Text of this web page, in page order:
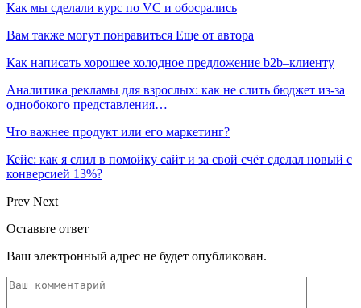
Как мы сделали курс по VC и обосрались
Вам также могут понравиться Еще от автора
Как написать хорошее холодное предложение b2b–клиенту
Аналитика рекламы для взрослых: как не слить бюджет из-за
однобокого представления…
Что важнее продукт или его маркетинг?
Кейс: как я слил в помойку сайт и за свой счёт сделал новый с
конверсией 13%?
Prev Next
Оставьте ответ
Ваш электронный адрес не будет опубликован.